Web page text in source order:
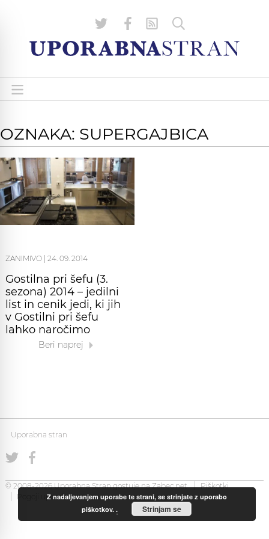
OZNAKA: SUPERGAJBICA
ZANIMIVO 24. 09. 2014
Gostilna pri šefu (3.
sezona) 2014 – jedilni
list in cenik jedi, ki jih
v Gostilni pri šefu
lahko naročimo
Beri naprej
Uporabna stran
© 2008-2026 Uporabna Stran gostuje naZabec.net
Piškotki
Pogoji uporabeZ nadaljevanjem uporabe te strani, se strinjate z uporabo
piškotkov.. Strinjam se